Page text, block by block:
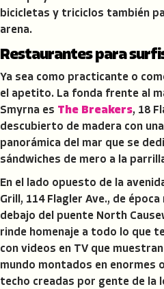
bicicletas y triciclos también
arena.
Restaurantes para
Ya sea como practicante o
el apetito. La fonda frente al
Smyrna es The Breakers, 18
descubierto de madera con
panorámica del mar que se
sándwiches de mero a la
En el lado opuesto de la
Grill, 114 Flagler Ave., de
debajo del puente North
rinde homenaje a todo lo que
con videos en TV que
mundo montados en enormes
techo creadas por gente de la